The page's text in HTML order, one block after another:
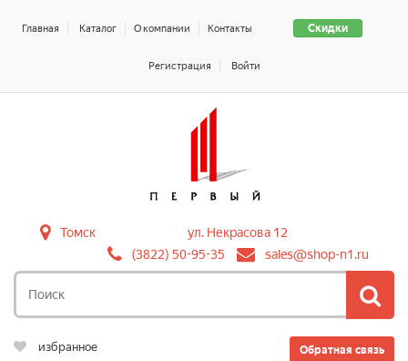
Скидки
Главная Каталог О компании Контакты
Регистрация Войти
Томск
ул. Некрасова 12
(3822) 50-95-35
sales@shop-n1.ru
Обратная связь
избранное